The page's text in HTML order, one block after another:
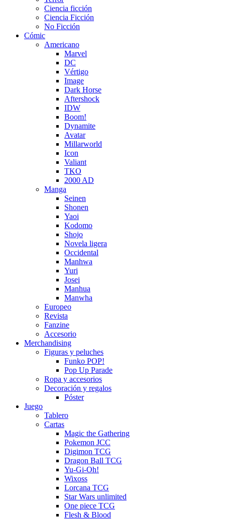
Ciencia ficción
Ciencia Ficción
No Ficción
Cómic
Americano
Marvel
DC
Vértigo
Image
Dark Horse
Aftershock
IDW
Boom!
Dynamite
Avatar
Millarworld
Icon
Valiant
TKO
2000 AD
Manga
Seinen
Shonen
Yaoi
Kodomo
Shojo
Novela ligera
Occidental
Manhwa
Yuri
Josei
Manhua
Manwha
Europeo
Revista
Fanzine
Accesorio
Merchandising
Figuras y peluches
Funko POP!
Pop Up Parade
Ropa y accesorios
Decoración y regalos
Póster
Juego
Tablero
Cartas
Magic the Gathering
Pokemon JCC
Digimon TCG
Dragon Ball TCG
Yu-Gi-Oh!
Wixoss
Lorcana TCG
Star Wars unlimited
One piece TCG
Flesh & Blood